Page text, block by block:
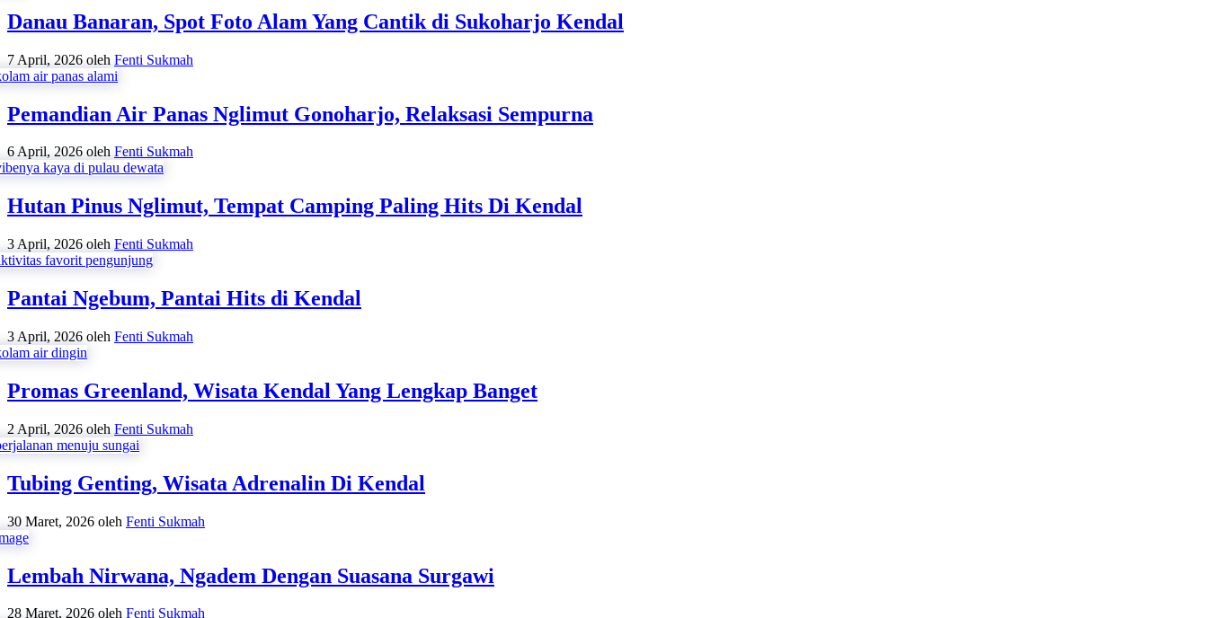
Danau Banaran, Spot Foto Alam Yang Cantik di Sukoharjo Kendal
7 April, 2026 oleh Fenti Sukmah
Pemandian Air Panas Nglimut Gonoharjo, Relaksasi Sempurna
6 April, 2026 oleh Fenti Sukmah
Hutan Pinus Nglimut, Tempat Camping Paling Hits Di Kendal
3 April, 2026 oleh Fenti Sukmah
Pantai Ngebum, Pantai Hits di Kendal
3 April, 2026 oleh Fenti Sukmah
Promas Greenland, Wisata Kendal Yang Lengkap Banget
2 April, 2026 oleh Fenti Sukmah
Tubing Genting, Wisata Adrenalin Di Kendal
30 Maret, 2026 oleh Fenti Sukmah
Lembah Nirwana, Ngadem Dengan Suasana Surgawi
28 Maret, 2026 oleh Fenti Sukmah